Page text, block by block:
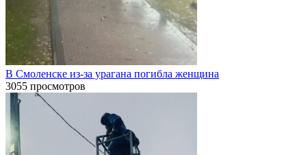
В Смоленске из-за урагана погибла женщина
3055 просмотров